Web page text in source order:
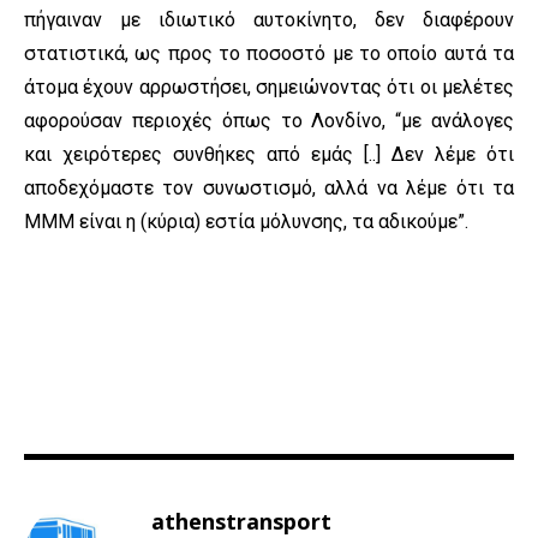
πήγαιναν με ιδιωτικό αυτοκίνητο, δεν διαφέρουν
στατιστικά, ως προς το ποσοστό με το οποίο αυτά τα
άτομα έχουν αρρωστήσει, σημειώνοντας ότι οι μελέτες
αφορούσαν περιοχές όπως το Λονδίνο, “με ανάλογες
και χειρότερες συνθήκες από εμάς [..] Δεν λέμε ότι
αποδεχόμαστε τον συνωστισμό, αλλά να λέμε ότι τα
ΜΜΜ είναι η (κύρια) εστία μόλυνσης, τα αδικούμε”.
athenstransport